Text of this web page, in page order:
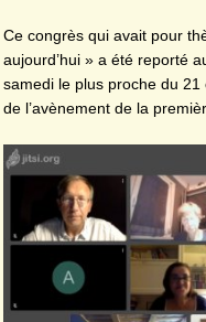
Ce congrès qui avait pour
aujourd’hui » a été reporté
samedi le plus proche du
de l’avènement de la